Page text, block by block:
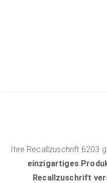
Ihre Recallzuschrift 6203
einzigartiges
Recallzuschrift